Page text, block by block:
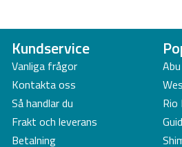
Kundservice
Vanliga frågor
Kontakta oss
Så handlar du
Frakt och leverans
Betalning
Rio